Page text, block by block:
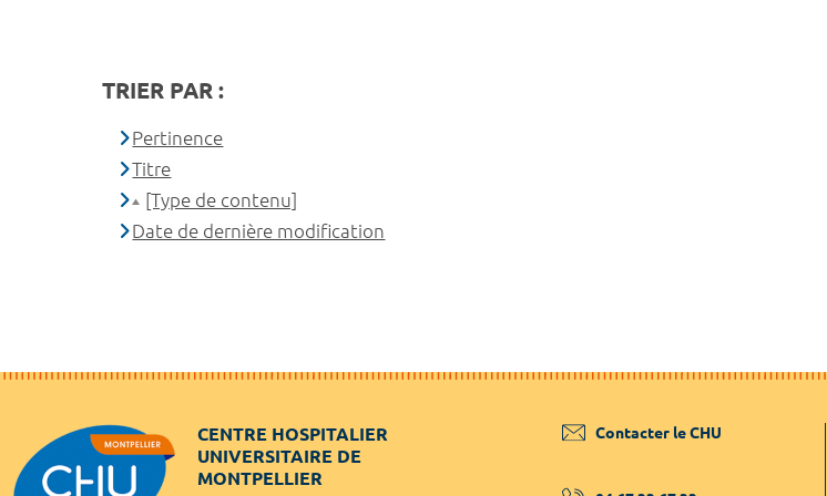
TRIER PAR :
Pertinence
Titre
[Type de contenu]
Date de dernière modification
CENTRE HOSPITALIER
UNIVERSITAIRE DE
MONTPELLIER
Contacter le CHU